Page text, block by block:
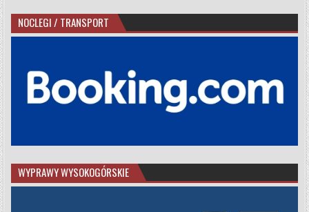
NOCLEGI / TRANSPORT
WYPRAWY WYSOKOGÓRSKIE